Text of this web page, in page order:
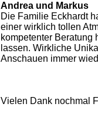
Andrea und Markus
Die Familie Eckhardt
einer wirklich tollen
kompetenter Beratung
lassen. Wirkliche
Anschauen immer
Vielen Dank nochmal